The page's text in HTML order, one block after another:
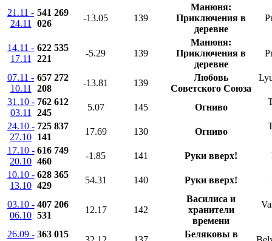
21.11 -
24.11
541 269
026
-13.05 139
Манюня:
Приключения в
деревне
14.11 -
17.11
622 535
221
-5.29 139
Манюня:
Приключения в
деревне
07.11 -
10.11
657 272
208
-13.81 139
Любовь
Советского Союза
31.10 -
03.11
762 612
245
5.07 145 Огниво
24.10 -
27.10
725 837
141
17.69 130 Огниво
17.10 -
20.10
616 749
460
-1.85 141 Руки вверх!
10.10 -
13.10
628 365
429
54.31 140 Руки вверх!
03.10 -
06.10
407 206
531
12.17 142
Василиса и
хранители
времени
26.09 - 363 015
Беляковы в